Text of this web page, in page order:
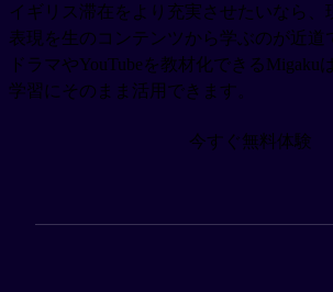
イギリス滞在をより充実させたいなら、
表現を生のコンテンツから学ぶのが近道
ドラマやYouTubeを教材化できるMigaku
学習にそのまま活用できます。
今すぐ無料体験